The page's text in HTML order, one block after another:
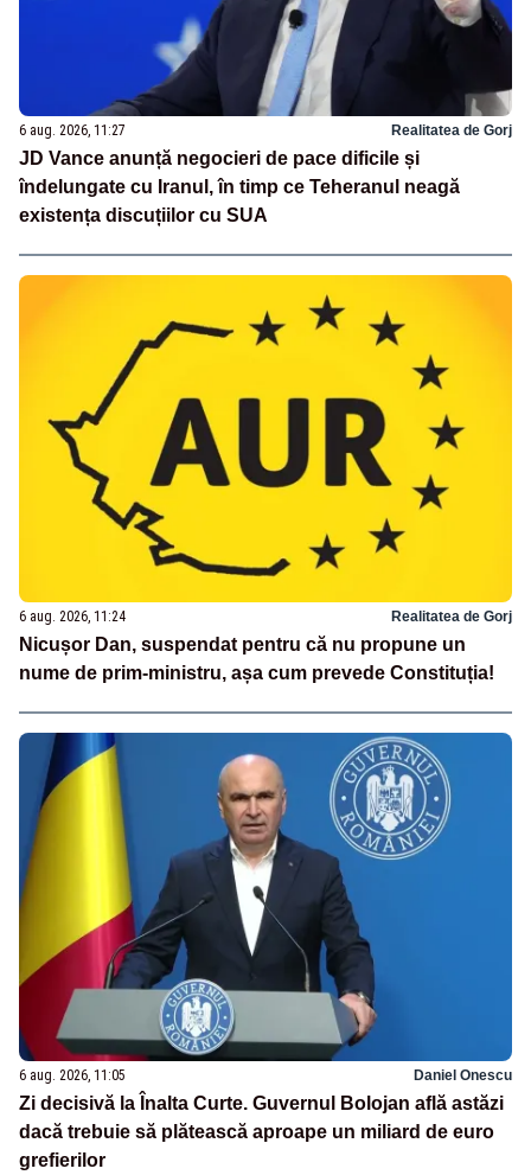
6 aug. 2026, 11:27 Realitatea de Gorj
JD Vance anunță negocieri de pace dificile și
îndelungate cu Iranul, în timp ce Teheranul neagă
existența discuțiilor cu SUA
6 aug. 2026, 11:24 Realitatea de Gorj
Nicușor Dan, suspendat pentru că nu propune un
nume de prim-ministru, așa cum prevede Constituția!
6 aug. 2026, 11:05 Daniel Onescu
Zi decisivă la Înalta Curte. Guvernul Bolojan află astăzi
dacă trebuie să plătească aproape un miliard de euro
grefierilor